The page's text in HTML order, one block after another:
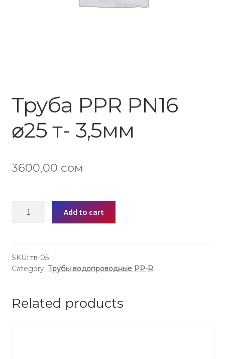
Труба PPR PN16
⌀25 т- 3,5мм
3600,00 сом
т-
3,5мм
Add to cart
SKU: тв-05
Category: Трубы водопроводные PP-R
Related products